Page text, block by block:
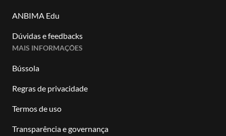
ANBIMA Edu
Dúvidas e feedbacks
MAIS INFORMAÇÕES
Bússola
Regras de privacidade
Termos de uso
Transparência e governança